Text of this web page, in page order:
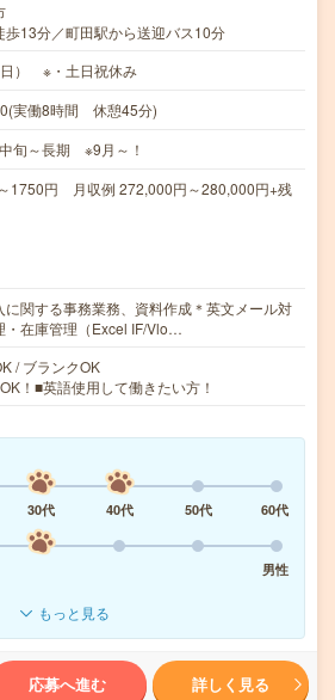
歩13分／町田駅から送迎バス10分
日） ※・土日祝休み
実働8時間 休憩45分)
旬～長期 ※9月～！
1750円 月収例 272,000円～280,000円+残
に関する事務業務、資料作成＊英文メール対
・在庫管理（Excel IF/Vlo…
/ ブランクOK
！■英語使用して働きたい方！
30代 40代 50代
60代
男性
もっと見る
応募へ進む 詳しく見る